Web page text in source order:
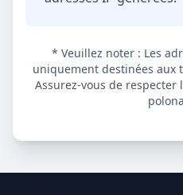
* Veuillez noter : Les
uniquement destinées aux
Assurez-vous de